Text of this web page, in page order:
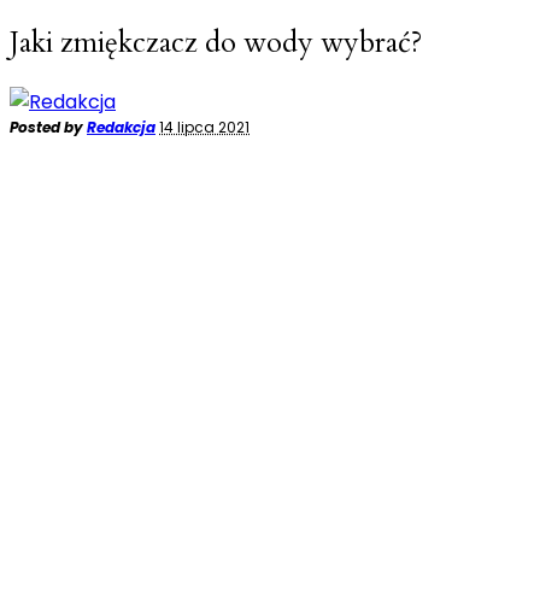
Jaki zmiękczacz do wody wybrać?
Posted byRedakcja14 lipca 2021